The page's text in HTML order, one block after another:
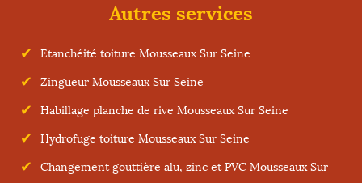
Autres services
Etanchéité toiture Mousseaux Sur Seine
Zingueur Mousseaux Sur Seine
Habillage planche de rive Mousseaux Sur Seine
Hydrofuge toiture Mousseaux Sur Seine
Changement gouttière alu, zinc et PVC Mousseaux Sur